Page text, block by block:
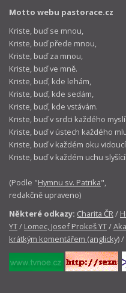
Motto webu pastorace.cz
Kriste, buď se mnou,
Kriste, buď přede mnou,
Kriste, buď za mnou,
Kriste, buď ve mně.
Kriste, buď, kde lehám,
Kriste, buď, kde sedám,
Kriste, buď, kde vstávám.
Kriste, buď v srdci každého
Kriste, buď v ústech každého
Kriste, buď v každém oku
Kriste, buď v každém uchu
(Podle "Hymnu sv. Patrika",
redakčně upraveno)
Některé odkazy: Charita ČR/
YT/ Lomec, Josef Prokeš YT/
krátkým komentářem (anglicky)/